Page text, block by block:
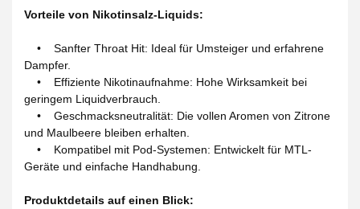
Vorteile von Nikotinsalz-Liquids:
• Sanfter Throat Hit: Ideal für Umsteiger und erfahrene
Dampfer.
• Effiziente Nikotinaufnahme: Hohe Wirksamkeit bei
geringem Liquidverbrauch.
• Geschmacksneutralität: Die vollen Aromen von Zitrone
und Maulbeere bleiben erhalten.
• Kompatibel mit Pod-Systemen: Entwickelt für MTL-
Geräte und einfache Handhabung.
Produktdetails auf einen Blick: